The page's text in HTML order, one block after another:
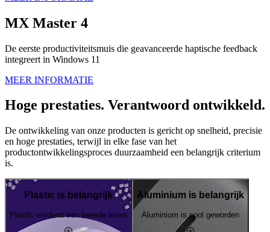
MX Master 4
De eerste productiviteitsmuis die geavanceerde haptische feedback
integreert in Windows 11
MEER INFORMATIE
Hoge prestaties. Verantwoord ontwikkeld.
De ontwikkeling van onze producten is gericht op snelheid, precisie
en hoge prestaties, terwijl in elke fase van het
productontwikkelingsproces duurzaamheid een belangrijk criterium
is.
Plastic is belangrijk
Plastic verdient een tweede leven
Aluminium is belangrijk
Aluminium is cool geworden